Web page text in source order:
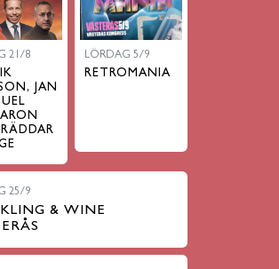
21/8
JAN
LÖRDAG 5/9
RETROMANIA
25/9
& WINE